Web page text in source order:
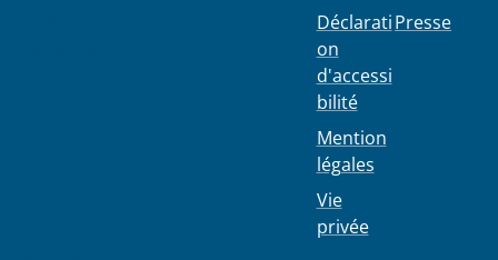
Déclarati
on
d'accessi
bilité
Mention
légales
Vie
privée
Presse